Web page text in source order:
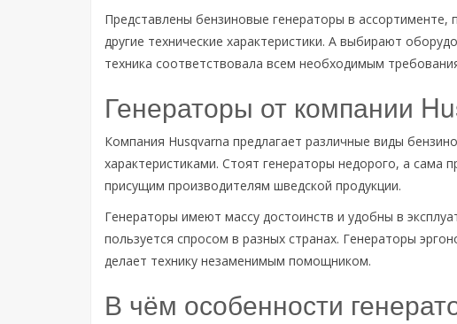
Представлены бензиновые генераторы в
другие технические характеристики. А выбирают
техника соответствовала всем необходимым
Генераторы от компании
Компания Husqvarna предлагает различные виды
характеристиками. Стоят генераторы недорого, а сама
присущим производителям шведской продукции.
Генераторы имеют массу достоинств и удобны в
пользуется спросом в разных странах. Генераторы
делает технику незаменимым помощником.
В чём особенности